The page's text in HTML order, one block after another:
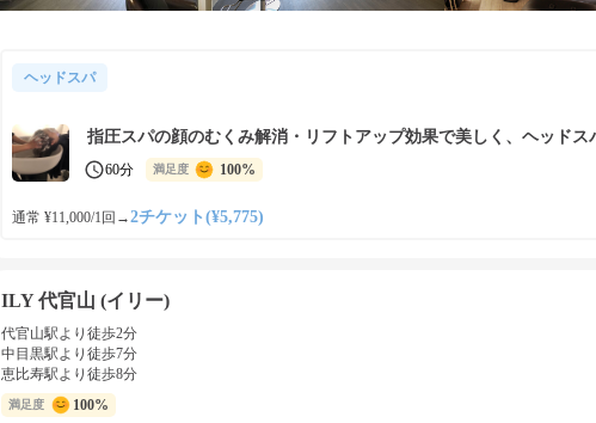
ヘッドスパ
指圧スパの顔のむくみ解消・リフトアップ効果で美しく、ヘッドス
60分 満足度 100%
通常 ¥11,000/1回 →2チケット(¥5,775)
ILY 代官山 (イリー)
代官山駅より徒歩2分
中目黒駅より徒歩7分
恵比寿駅より徒歩8分
満足度 100%